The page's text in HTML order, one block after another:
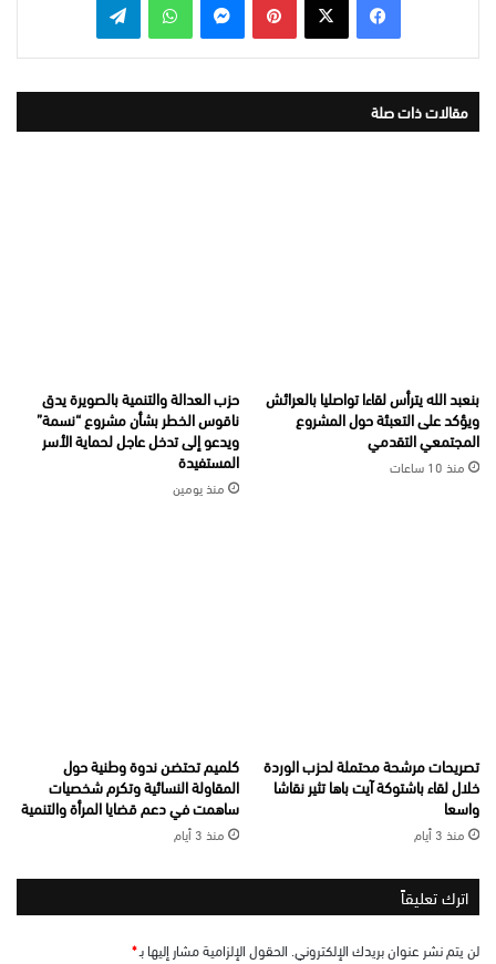
مقالات ذات صلة
بنعبد الله يترأس لقاءا تواصليا بالعرائش
ويؤكد على التعبئة حول المشروع
المجتمعي التقدمي
منذ 10 ساعات
حزب العدالة والتنمية بالصويرة يدق
ناقوس الخطر بشأن مشروع “نسمة”
ويدعو إلى تدخل عاجل لحماية الأسر
المستفيدة
منذ يومين
تصريحات مرشحة محتملة لحزب الوردة
خلال لقاء باشتوكة آيت باها تثير نقاشا
واسعا
منذ 3 أيام
كلميم تحتضن ندوة وطنية حول
المقاولة النسائية وتكرم شخصيات
ساهمت في دعم قضايا المرأة والتنمية
منذ 3 أيام
اترك تعليقاً
لن يتم نشر عنوان بريدك الإلكتروني. الحقول الإلزامية مشار إليها بـ*